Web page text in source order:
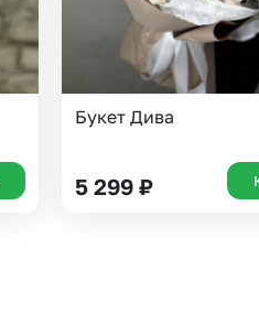
Букет Дива
5 299₽